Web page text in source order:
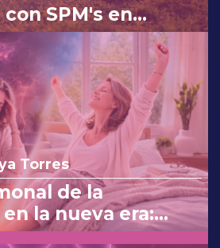
SPM's en
Torres
de la
la nueva era:
los cambios de